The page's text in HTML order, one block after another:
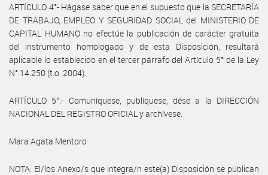
ARTÍCULO 4°- Hágase saber que en el supuesto que la SECRETARÍA
DE TRABAJO, EMPLEO Y SEGURIDAD SOCIAL del MINISTERIO DE
CAPITAL HUMANO no efectúe la publicación de carácter gratuita
del instrumento homologado y de esta Disposición, resultará
aplicable lo establecido en el tercer párrafo del Artículo 5° de la Ley
N° 14.250 (t.o. 2004).
ARTÍCULO 5°.- Comuníquese, publíquese, dése a la DIRECCIÓN
NACIONAL DEL REGISTRO OFICIAL y archívese.
Mara Agata Mentoro
NOTA: El/los Anexo/s que integra/n este(a) Disposición se publican